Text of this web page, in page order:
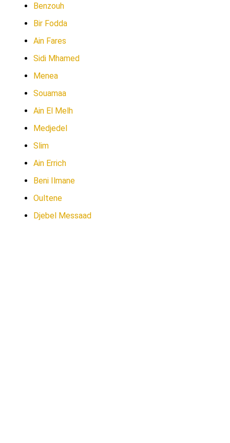
Benzouh
Bir Fodda
Ain Fares
Sidi Mhamed
Menea
Souamaa
Ain El Melh
Medjedel
Slim
Ain Errich
Beni Ilmane
Oultene
Djebel Messaad